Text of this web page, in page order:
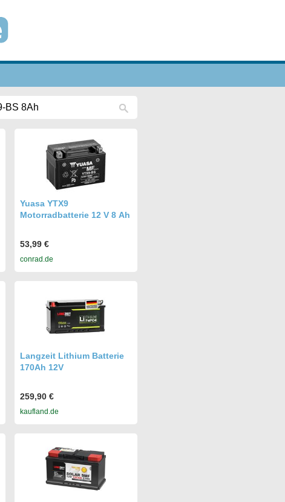
Yuasa YTX9
Motorradbatterie 12 V 8 Ah
53,99 €
conrad.de
Langzeit Lithium Batterie
170Ah 12V
259,90 €
kaufland.de